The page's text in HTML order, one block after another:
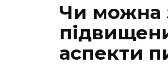
Чи можна
аспекти